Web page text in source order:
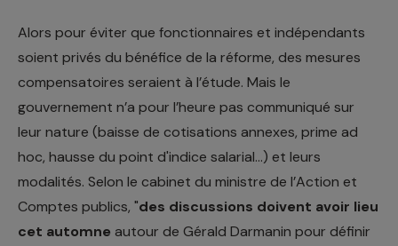
Alors pour éviter que fonctionnaires et indépendants
soient privés du bénéfice de la réforme, des mesures
compensatoires seraient à l’étude. Mais le
gouvernement n’a pour l’heure pas communiqué sur
leur nature (baisse de cotisations annexes, prime ad
hoc, hausse du point d'indice salarial…) et leurs
modalités. Selon le cabinet du ministre de l’Action et
Comptes publics, "des discussions doivent avoir lieu
cet automne autour de Gérald Darmanin pour définir